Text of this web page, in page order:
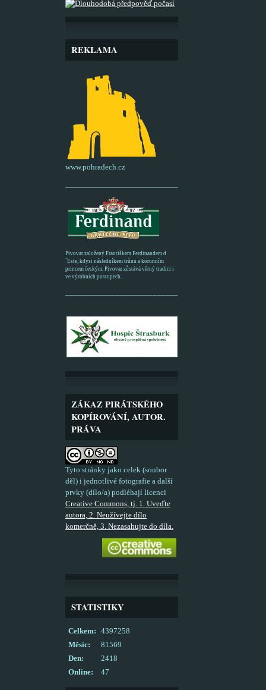
REKLAMA
www.pohradech.cz
Pivovar založený Františkem Ferdinandem d
´Este, kdysi následníkem trůnu a korunním
princem českým. Pivovar zůstává věrný tradici i
ve výrobních postupech.
ZÁKAZ PIRÁTSKÉHO
KOPÍROVÁNÍ, AUTOR.
PRÁVA
Tyto stránky jako celek (soubor
děl) i jednotlivé fotografie a další
prvky (dílo/a) podléhají licenci
Creative Commons, tj. 1. Uveďte
autora, 2. Neužívejte dílo
komerčně, 3. Nezasahujte do díla.
STATISTIKY
Online: 47
Celkem:
4397258
Měsíc:
81569
Den:
2418